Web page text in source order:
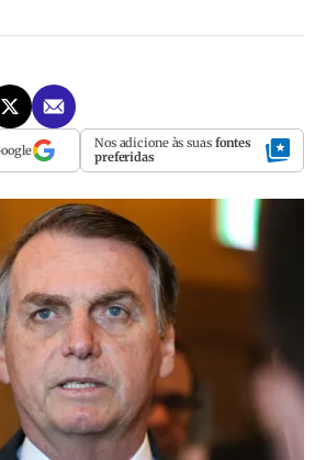
Nos adicione às suas fontes
preferidas